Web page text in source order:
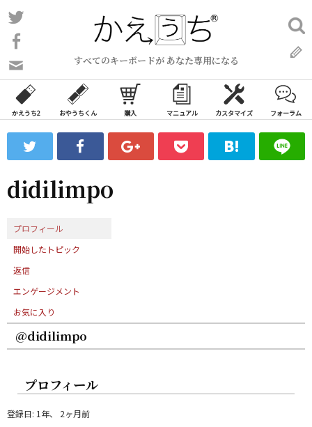
コ
ン
ン
ツ
ス
ッ
すべてのキーボードが あなた専用になる
い
合
わ
フ
ォ
ム
検
索:
かえうち2 おやうちくん 購入 マニュアル カスタマイズ フォーラム
didilimpo
プロフィール
開始したトピック
返信
エンゲージメント
お気に入り
@didilimpo
プロフィール
登録日: 1年、 2ヶ月前